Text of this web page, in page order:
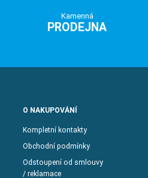
Kamenná
PRODEJNA
O NAKUPOVÁNÍ
Kompletní kontakty
Obchodní podmínky
Odstoupení od smlouvy
/ reklamace